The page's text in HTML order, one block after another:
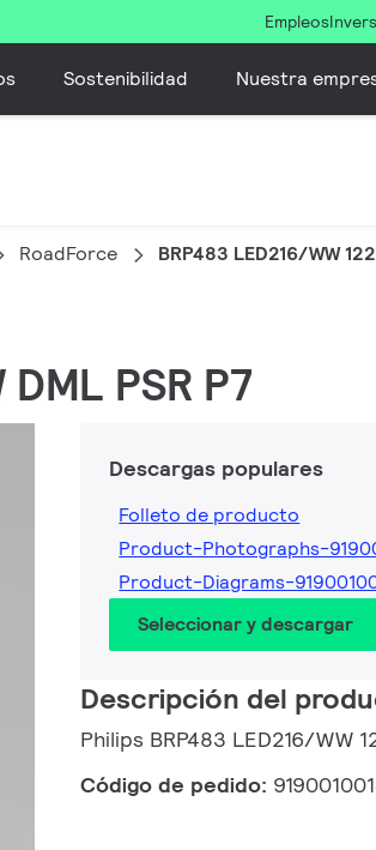
Empleos
Sostenibilidad Nuestra
RoadForce BRP483 LED216/WW
PSR P7
Descargas populares
Folleto de producto
Product-Photographs-
Product-Diagrams-
Seleccionar y descargar
Descripción del
Philips BRP483 LED216/WW
Código de pedido: